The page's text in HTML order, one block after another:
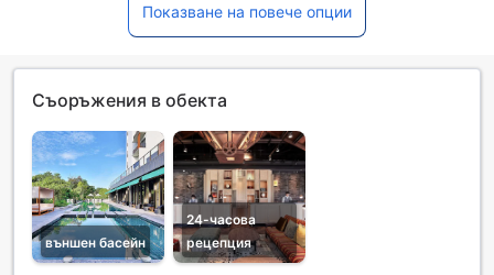
Показване на повече опции
Съоръжения в обекта
външен басейн
24-часова
рецепция